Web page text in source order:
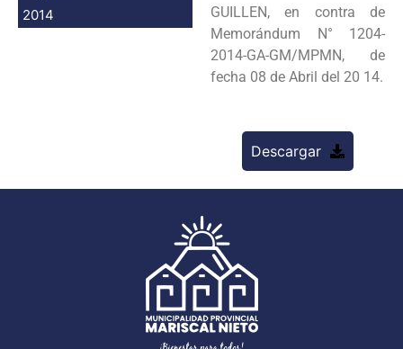
2014
GUILLEN, en contra de
Memorándum N° 1204-
2014-GA-GM/MPMN, de
fecha 08 de Abril del 20 14.
Descargar